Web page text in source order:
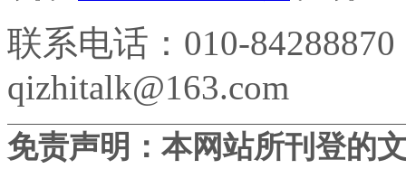
联系电话：010-
qizhitalk@163.com
免责声明：本网站所刊登的